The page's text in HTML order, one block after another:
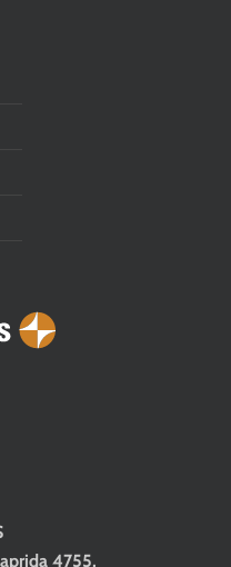
4755,